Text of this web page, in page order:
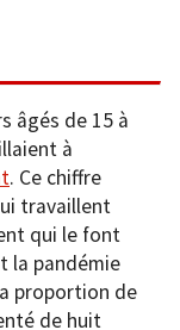
âgés de 15 à
à
. Ce chiffre
travaillent
qui le font
la pandémie
proportion de
de huit